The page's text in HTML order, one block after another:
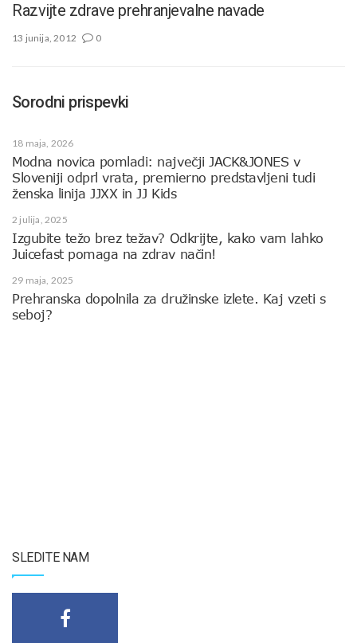
Razvijte zdrave prehranjevalne navade
13 junija, 2012 0
Sorodni prispevki
18 maja, 2026
Modna novica pomladi: največji JACK&JONES v
Sloveniji odprl vrata, premierno predstavljeni tudi
ženska linija JJXX in JJ Kids
2 julija, 2025
Izgubite težo brez težav? Odkrijte, kako vam lahko
Juicefast pomaga na zdrav način!
29 maja, 2025
Prehranska dopolnila za družinske izlete. Kaj vzeti s
seboj?
SLEDITE NAM